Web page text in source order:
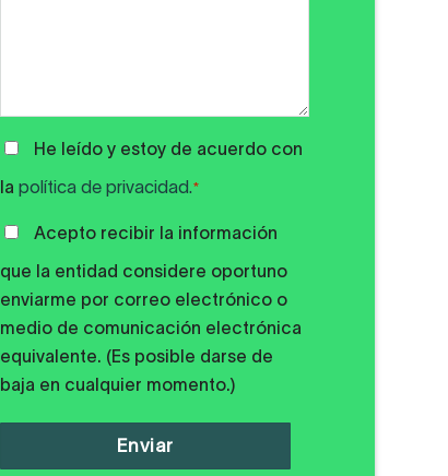
POLÍTICA
PRIVACIDAD
*
He leído y estoy de acuerdo con
la política de privacidad.*
COMUNICACIONES
Acepto recibir la información
que la entidad considere oportuno
enviarme por correo electrónico o
medio de comunicación electrónica
equivalente. (Es posible darse de
baja en cualquier momento.)